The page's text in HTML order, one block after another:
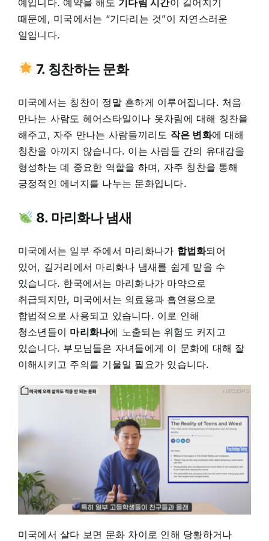
예입니다. 예약을 해도 기다림 시간이 길어지기
때문에, 미국에서는 “기다리는 것”이 자연스러운
일입니다.
7. 칭찬하는 문화
미국에서는 칭찬이 정말 흔하게 이루어집니다. 처음
만나는 사람도 헤어스타일이나 옷차림에 대해 칭찬을
해주고, 자주 만나는 사람들끼리도 작은 변화에 대해
칭찬을 아끼지 않습니다. 이는 사람들 간의 유대감을
형성하는 데 중요한 역할을 하며, 자주 칭찬을 통해
긍정적인 에너지를 나누는 문화입니다.
8. 마리화나 냄새
미국에서는 일부 주에서 마리화나가 합법화되어
있어, 길거리에서 마리화나 냄새를 쉽게 맡을 수
있습니다. 한국에서는 마리화나가 마약으로
취급되지만, 미국에서는 의료용과 흡연용으로
합법적으로 사용되고 있습니다. 이로 인해
청소년들이 마리화나에 노출되는 위험도 커지고
있습니다. 부모님들은 자녀들에게 이 문화에 대해 잘
이해시키고 주의를 기울일 필요가 있습니다.
미국에서 살다 보면 문화 차이로 인해 당황하거나